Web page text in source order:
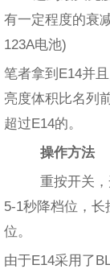
有一定程度的衰
123A电池)
笔者拿到E14并
亮度体积比名列
超过E14的。
操作方法
重按开关，开
5-1秒降档位，
位。
由于E14采用了